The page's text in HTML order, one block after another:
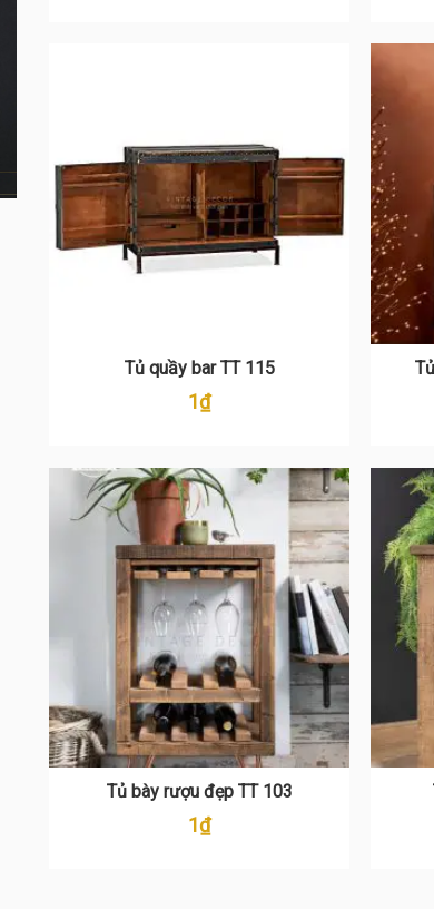
Tủ quầy bar TT 115
1₫
Tủ bày rượu đẹp TT 103
1₫